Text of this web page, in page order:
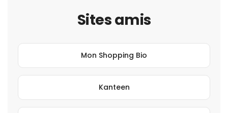
Sites amis
Mon Shopping Bio
Kanteen